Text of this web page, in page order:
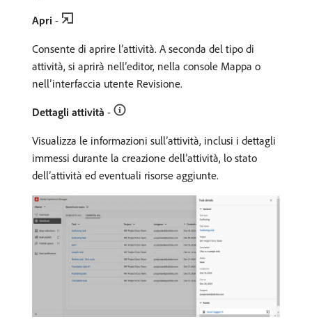
Apri -
Consente di aprire l’attività. A seconda del tipo di
attività, si aprirà nell’editor, nella console Mappa o
nell’interfaccia utente Revisione.
Dettagli attività -
Visualizza le informazioni sull’attività, inclusi i dettagli
immessi durante la creazione dell’attività, lo stato
dell’attività ed eventuali risorse aggiunte.